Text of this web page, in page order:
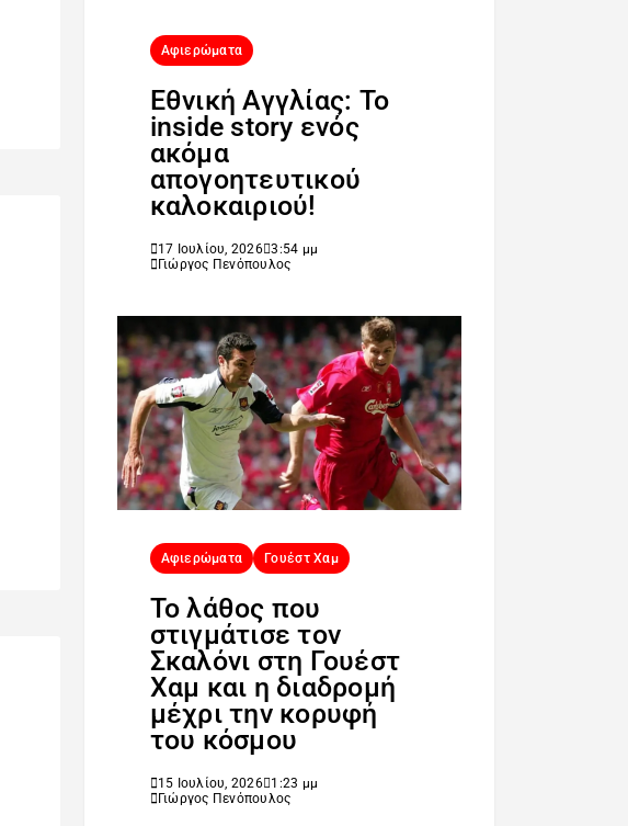
Αφιερώματα
Εθνική Αγγλίας: Το
inside story ενός
ακόμα
απογοητευτικού
καλοκαιριού!
17 Ιουλίου, 2026 3:54 μμ
Γιώργος Πενόπουλος
Αφιερώματα Γουέστ Χαμ
Το λάθος που
στιγμάτισε τον
Σκαλόνι στη Γουέστ
Χαμ και η διαδρομή
μέχρι την κορυφή
του κόσμου
15 Ιουλίου, 2026 1:23 μμ
Γιώργος Πενόπουλος